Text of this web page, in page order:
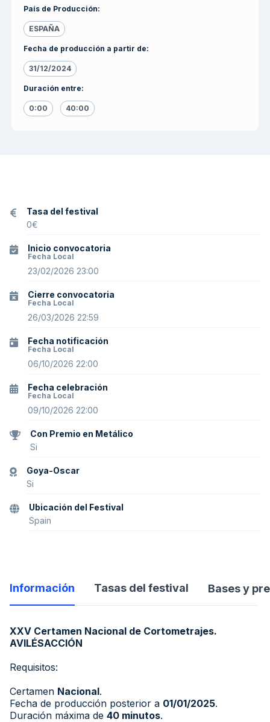
País de Producción:
ESPAÑA
Fecha de producción a partir de:
31/12/2024
Duración entre:
0:00 40:00
Tasa del festival
0€
Inicio convocatoria
Fecha Local
23/02/2026 23:00
Cierre convocatoria
Fecha Local
26/03/2026 22:59
Fecha notificación
Fecha Local
06/10/2026 22:00
Fecha celebración
Fecha Local
09/10/2026 22:00
Con Premio en Metálico
Si
Goya-Oscar
Si
Ubicación del Festival
Spain
Información Tasas del festival Bases y
XXV Certamen Nacional de Cortometrajes.
AVILÉSACCIÓN
Requisitos:
Certamen Nacional.
Fecha de producción posterior a 01/01/2025.
Duración máxima de 40 minutos.